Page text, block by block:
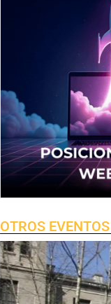
OTROS EVENTOS